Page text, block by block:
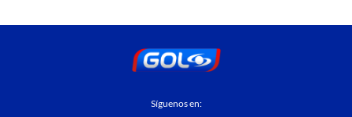
Síguenos en: